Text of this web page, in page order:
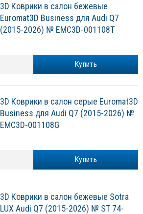
3D Коврики в салон бежевые
Euromat3D Business для Audi Q7
(2015-2026) № EMC3D-001108T
Купить
3D Коврики в салон серые Euromat3D
Business для Audi Q7 (2015-2026) №
EMC3D-001108G
Купить
3D Коврики в салон бежевые Sotra
LUX Audi Q7 (2015-2026) № ST 74-